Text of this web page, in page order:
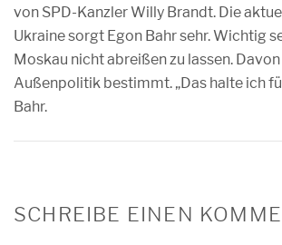
von SPD-Kanzler Willy Brandt. Die
Ukraine sorgt Egon Bahr sehr. Wichtig
Moskau nicht abreißen zu lassen.
Außenpolitik bestimmt. „Das halte ich
Bahr.
SCHREIBE EINEN